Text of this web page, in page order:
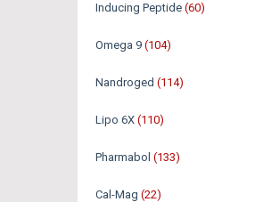
Inducing Peptide (60)
Omega 9 (104)
Nandroged (114)
Lipo 6X (110)
Pharmabol (133)
Cal-Mag (22)